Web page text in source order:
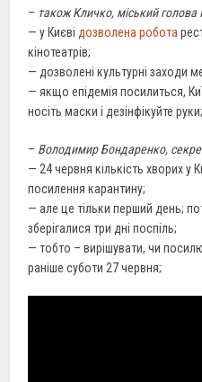
– також Кличко, міський голова
— у Києвідозволена робота
кінотеатрів;
— дозволені культурні заходи
— якщо епідемія посилиться,
носіть маски і дезінфікуйте руки;
– Володимир Бондаренко,
— 24 червня кількість хворих у
посилення карантину;
— але це тільки перший день;
зберігалися три дні поспіль;
— тобто – вирішувати, чи
раніше суботи 27 червня;